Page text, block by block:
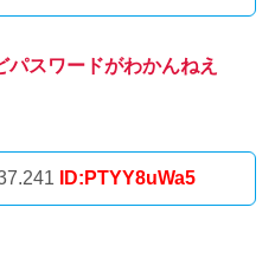
スワードがわかんねえ
ID:PTYY8uWa5